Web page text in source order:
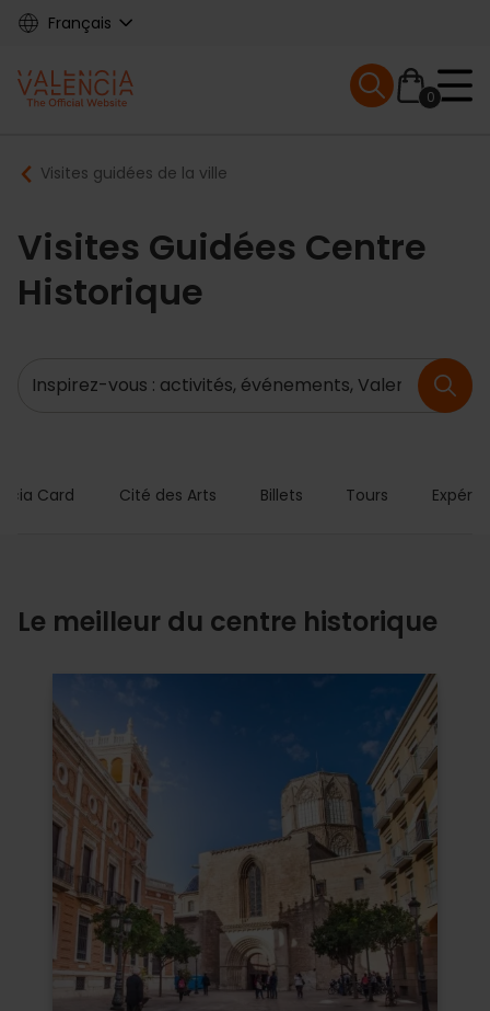
Skip
content
Français
Main
navigation
0
Mobile menu
Breadcrumb
Visites guidées de la ville
Visites Guidées Centre
Historique
Recherche
Card Cité des Arts Billets Tours
Le meilleur du centre historique